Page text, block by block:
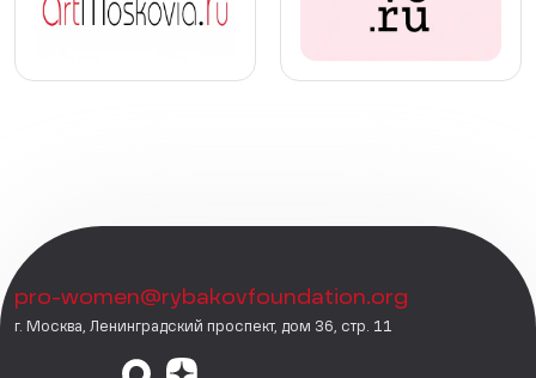
pro-women@rybakovfoundation.org
г. Москва, Ленинградский проспект, дом 36, стр. 11